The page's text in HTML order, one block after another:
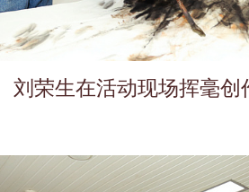
刘荣生在活动现场挥毫创